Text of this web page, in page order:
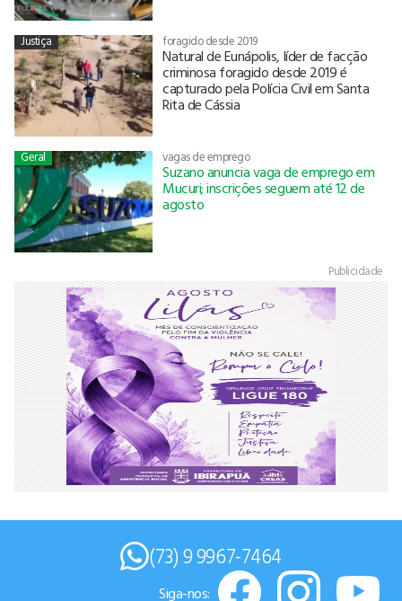
Justiça foragido desde 2019
Natural de Eunápolis, líder de facção
criminosa foragido desde 2019 é
capturado pela Polícia Civil em Santa
Rita de Cássia
Geral vagas de emprego
Suzano anuncia vaga de emprego em
Mucuri; inscrições seguem até 12 de
agosto
Publicidade
(73) 9 9967-7464
Siga-nos: